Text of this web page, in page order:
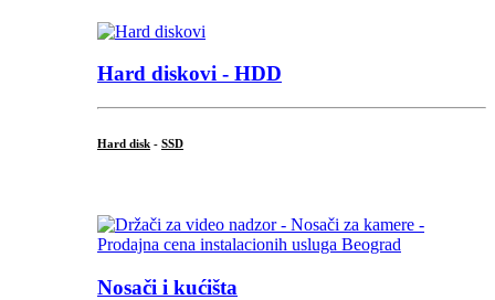
Hard diskovi - HDD
Hard disk - SSD
Nosači i kućišta